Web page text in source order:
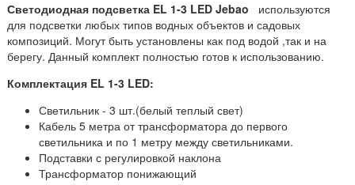
Светодиодная подсветка EL 1-3 LED Jebao
используются
для подсветки любых типов водных объектов и садовых
композиций. Могут быть установлены как под водой ,так и на
берегу. Данный комплект полностью готов к использованию.
Комплектация EL 1-3 LED:
Светильник - 3 шт.(белый теплый свет)
Кабель 5 метра от трансформатора до первого
светильника и по 1 метру между светильниками.
Подставки с регулировкой наклона
Трансформатор понижающий